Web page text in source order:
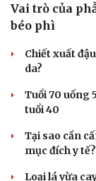
Vai trò của
béo phì
Chiết xuất
da?
Tuổi 70 uống
tuổi 40
Tại sao cần
mục đích y tế?
Loại lá vừa